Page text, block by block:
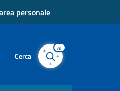
personale
Cerca
AI